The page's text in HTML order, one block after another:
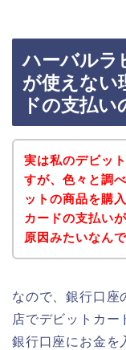
ハーバルラ
が使えない
ドの支払い
実は私のデビッ
すが、色々と調
ットの商品を購
カードの支払い
原因みたいなん
なので、銀行口座
店でデビットカー
銀行口座にお金を